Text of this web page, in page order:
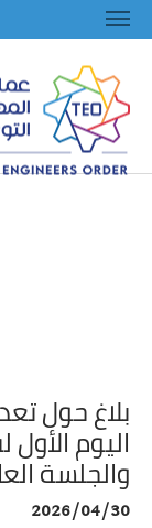
بلاغ حول
اليوم
والجلسة
2026/04/30